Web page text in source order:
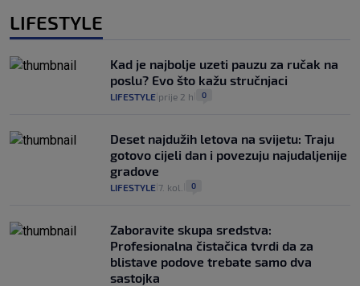
LIFESTYLE
Kad je najbolje uzeti pauzu za ručak na
poslu? Evo što kažu stručnjaci
LIFESTYLE prije 2 h 0
Deset najdužih letova na svijetu: Traju
gotovo cijeli dan i povezuju najudaljenije
gradove
LIFESTYLE 7. kol. 0
Zaboravite skupa sredstva:
Profesionalna čistačica tvrdi da za
blistave podove trebate samo dva
sastojka